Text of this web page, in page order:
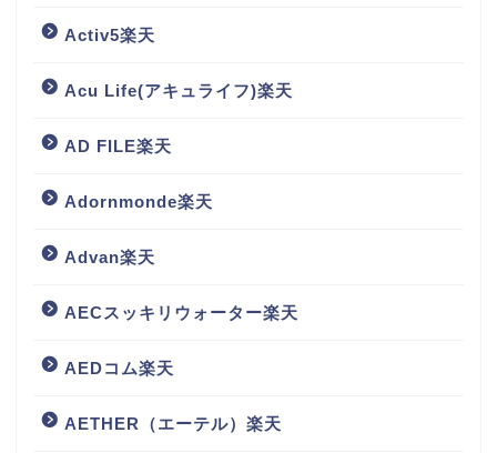
Activ5楽天
Acu Life(アキュライフ)楽天
AD FILE楽天
Adornmonde楽天
Advan楽天
AECスッキリウォーター楽天
AEDコム楽天
AETHER（エーテル）楽天